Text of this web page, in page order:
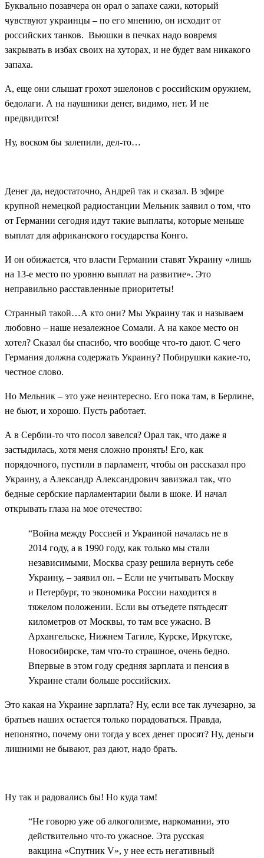
Буквально позавчера он орал о запахе сажи, который
чувствуют украинцы – по его мнению, он исходит от
российских танков. Вьюшки в печках надо вовремя
закрывать в избах своих на хуторах, и не будет вам никакого
запаха.
А, еще они слышат грохот эшелонов с российским оружием,
бедолаги. А на наушники денег, видимо, нет. И не
предвидится!
Ну, воском бы залепили, дел-то…
Денег да, недостаточно, Андрей так и сказал. В эфире
крупной немецкой радиостанции Мельник заявил о том, что
от Германии сегодня идут такие выплаты, которые меньше
выплат для африканского государства Конго.
И он обижается, что власти Германии ставят Украину «лишь
на 13-е место по уровню выплат на развитие». Это
неправильно расставленные приоритеты!
Странный такой…А кто они? Мы Украину так и называем
любовно – наше незалежное Сомали. А на какое место он
хотел? Сказал бы спасибо, что вообще что-то дают. С чего
Германия должна содержать Украину? Побирушки какие-то,
честное слово.
Но Мельник – это уже неинтересно. Его пока там, в Берлине,
не бьют, и хорошо. Пусть работает.
А в Сербии-то что посол завелся? Орал так, что даже я
застыдилась, хотя меня сложно пронять! Его, как
порядочного, пустили в парламент, чтобы он рассказал про
Украину, а Александр Александрович завизжал так, что
бедные сербские парламентарии были в шоке. И начал
открывать глаза на мое отечество:
“Война между Россией и Украиной началась не в
2014 году, а в 1990 году, как только мы стали
независимыми, Москва сразу решила вернуть себе
Украину, – заявил он. – Если не учитывать Москву
и Петербург, то экономика России находится в
тяжелом положении. Если вы отъедете пятьдесят
километров от Москвы, то там все ужасно. В
Архангельске, Нижнем Тагиле, Курске, Иркутске,
Новосибирске, там что-то страшное, очень бедно.
Впервые в этом году средняя зарплата и пенсия в
Украине стали больше российских.
Это какая на Украине зарплата? Ну, если все так лучезарно, за
братьев наших остается только порадоваться. Правда,
непонятно, почему они тогда у всех денег просят? Ну, деньги
лишними не бывают, раз дают, надо брать.
Ну так и радовались бы! Но куда там!
“Не говорю уже об алкоголизме, наркомании, это
действительно что-то ужасное. Эта русская
вакцина «Спутник V», у нее есть негативный